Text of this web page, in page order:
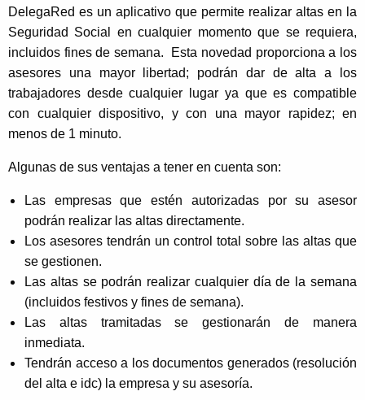
DelegaRed es un aplicativo que permite realizar altas en la
Seguridad Social en cualquier momento que se requiera,
incluidos fines de semana. Esta novedad proporciona a los
asesores una mayor libertad; podrán dar de alta a los
trabajadores desde cualquier lugar ya que es compatible
con cualquier dispositivo, y con una mayor rapidez; en
menos de 1 minuto.
Algunas de sus ventajas a tener en cuenta son:
Las empresas que estén autorizadas por su asesor
podrán realizar las altas directamente.
Los asesores tendrán un control total sobre las altas que
se gestionen.
Las altas se podrán realizar cualquier día de la semana
(incluidos festivos y fines de semana).
Las altas tramitadas se gestionarán de manera
inmediata.
Tendrán acceso a los documentos generados (resolución
del alta e idc) la empresa y su asesoría.